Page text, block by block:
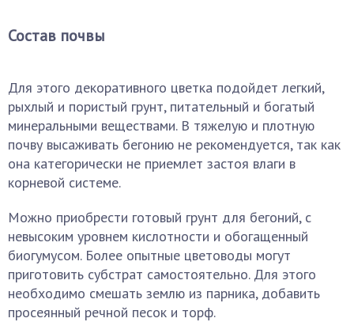
Состав почвы
Для этого декоративного цветка подойдет легкий,
рыхлый и пористый грунт, питательный и богатый
минеральными веществами. В тяжелую и плотную
почву высаживать бегонию не рекомендуется, так как
она категорически не приемлет застоя влаги в
корневой системе.
Можно приобрести готовый грунт для бегоний, с
невысоким уровнем кислотности и обогащенный
биогумусом. Более опытные цветоводы могут
приготовить субстрат самостоятельно. Для этого
необходимо смешать землю из парника, добавить
просеянный речной песок и торф.